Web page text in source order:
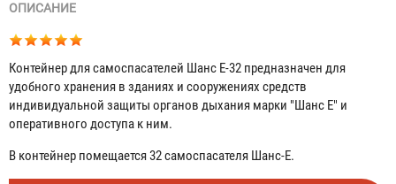
ОПИСАНИЕ
Контейнер для самоспасателей Шанс Е-32 предназначен для
удобного хранения в зданиях и сооружениях средств
индивидуальной защиты органов дыхания марки "Шанс Е" и
оперативного доступа к ним.
В контейнер помещается 32 самоспасателя Шанс-Е.